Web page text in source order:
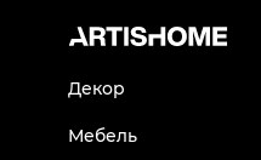
Декор
Мебель